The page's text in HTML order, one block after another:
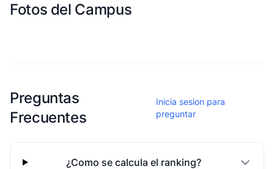
Fotos del Campus
Preguntas
Frecuentes
Inicia sesion para
preguntar
¿Como se calcula el ranking?